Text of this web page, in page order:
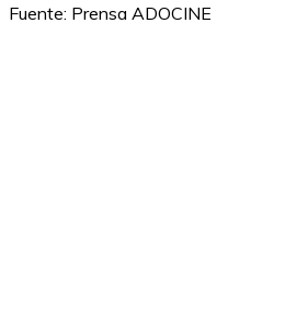
Fuente: Prensa ADOCINE